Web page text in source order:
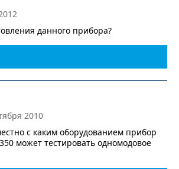
данного прибора?
2010
с каким оборудованием прибор
может тестировать одномодовое